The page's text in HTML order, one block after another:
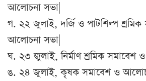
আলোচনা সভা|
গ. ২২ জুলাই, দর্জি ও পাটশিল্প
আলোচনা সভা|
ঘ. ২৩ জুলাই, নির্মাণ শ্রমিক সমাবেশ
ঙ. ২৪ জুলাই, কৃষক সমাবেশ ও